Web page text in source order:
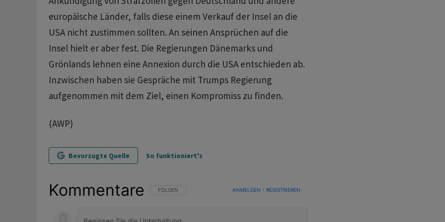
europäische Länder, falls diese einem Verkauf der Insel an die
USA nicht zustimmen sollten. An seinen Ansprüchen auf die
Insel hielt er aber fest. Die Regierungen Dänemarks und
Grönlands lehnen eine Annexion durch die USA entschieden ab.
Inzwischen haben sie Gespräche mit Trumps Regierung
aufgenommen mit dem Ziel, einen Kompromiss zu finden.
(AWP)
Bevorzugte Quelle So funktioniert's
Kommentare FOLGE DIESER UNTERHALTUNG, UM BENACHRICHTIGT ZU WERDEN, WENN NEUE KOMMENTARE VERÖFFENTLICHT
FOLGEN ANMELDEN REGISTRIEREN